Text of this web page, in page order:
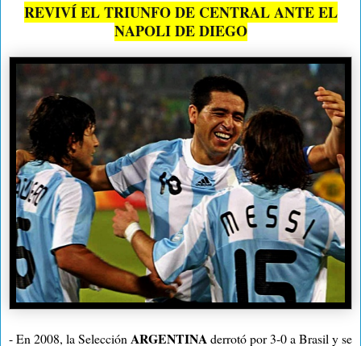
REVIVÍ EL TRIUNFO DE CENTRAL ANTE EL
NAPOLI DE DIEGO
- En 2008, la SelecciónARGENTINAderrotó por 3-0 a Brasil y se